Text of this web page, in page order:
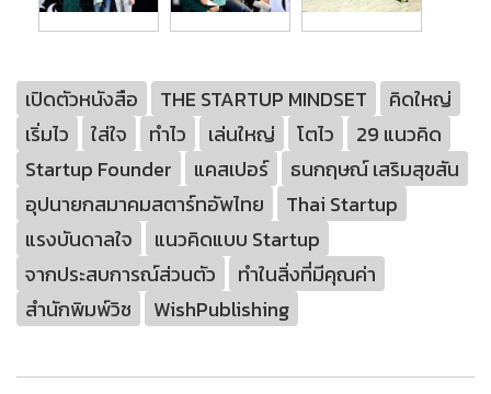
เปิดตัวหนังสือ THE STARTUP MINDSET
คิดใหญ่
เริ่มไว
ใส่ใจ ทำไว เล่นใหญ่ โตไว
29 แนวคิด
Startup Founder
แคสเปอร์
ธนกฤษณ์ เสริมสุขสัน
อุปนายกสมาคมสตาร์ทอัพไทย
Thai Startup
แรงบันดาลใจ
แนวคิดแบบ Startup
จากประสบการณ์ส่วนตัว
ทำในสิ่งที่มีคุณค่า
สำนักพิมพ์วิช
WishPublishing